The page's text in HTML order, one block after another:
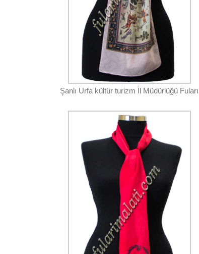
Şanlı Urfa kültür turizm İl Müdürlüğü Fuları